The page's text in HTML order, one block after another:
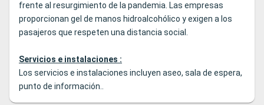
frente al resurgimiento de la pandemia. Las empresas
proporcionan gel de manos hidroalcohólico y exigen a los
pasajeros que respeten una distancia social.
Servicios e instalaciones :
Los servicios e instalaciones incluyen aseo, sala de espera,
punto de información..